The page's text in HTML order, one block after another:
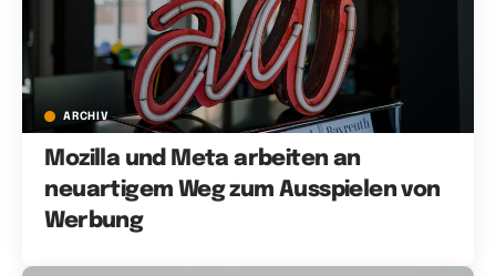
ARCHIV
Mozilla und Meta arbeiten an
neuartigem Weg zum Ausspielen von
Werbung